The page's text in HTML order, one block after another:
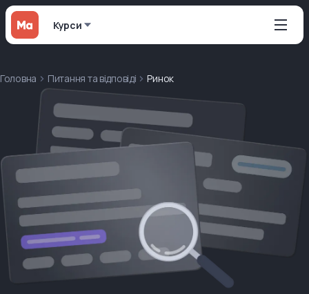
Курси
Головна Питання та відповіді Ринок